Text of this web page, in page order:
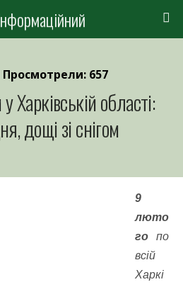
Просмотрели: 657
Харківській області:
дощі зі снігом
9
люто
го по
всій
Харкі